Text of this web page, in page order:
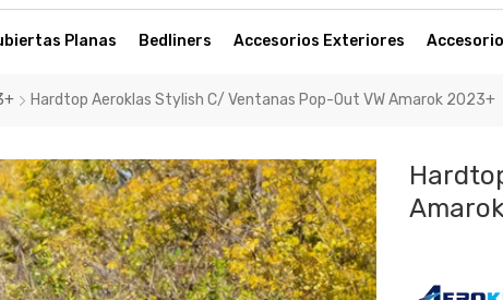
Planas Bedliners Accesorios Exteriores
Hardtop Aeroklas Stylish C/ Ventanas Pop-Out VW Amarok 2023+